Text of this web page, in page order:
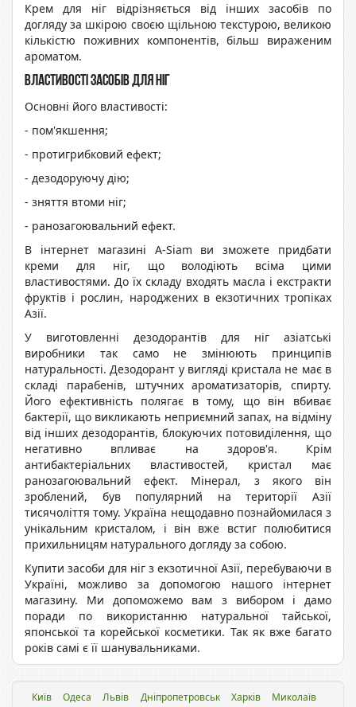
Крем для ніг відрізняється від інших засобів по
догляду за шкірою своєю щільною текстурою, великою
кількістю поживних компонентів, більш вираженим
ароматом.
Властивості засобів для ніг
Основні його властивості:
- пом'якшення;
- протигрибковий ефект;
- дезодоруючу дію;
- зняття втоми ніг;
- ранозагоювальний ефект.
В інтернет магазині A-Siam ви зможете придбати
креми для ніг, що володіють всіма цими
властивостями. До їх складу входять масла і екстракти
фруктів і рослин, народжених в екзотичних тропіках
Азії.
У виготовленні дезодорантів для ніг азіатські
виробники так само не змінюють принципів
натуральності. Дезодорант у вигляді кристала не має в
складі парабенів, штучних ароматизаторів, спирту.
Його ефективність полягає в тому, що він вбиває
бактерії, що викликають неприємний запах, на відміну
від інших дезодорантів, блокуючих потовиділення, що
негативно впливає на здоров'я. Крім
антибактеріальних властивостей, кристал має
ранозагоювальний ефект. Мінерал, з якого він
зроблений, був популярний на території Азії
тисячоліття тому. Україна нещодавно познайомилася з
унікальним кристалом, і він вже встиг полюбитися
прихильницям натурального догляду за собою.
Купити засоби для ніг з екзотичної Азії, перебуваючи в
Україні, можливо за допомогою нашого інтернет
магазину. Ми допоможемо вам з вибором і дамо
поради по використанню натуральної тайської,
японської та корейської косметики. Так як вже багато
років самі є її шанувальниками.
Київ Одеса Львiв Дніпропетровськ Харків Миколаїв